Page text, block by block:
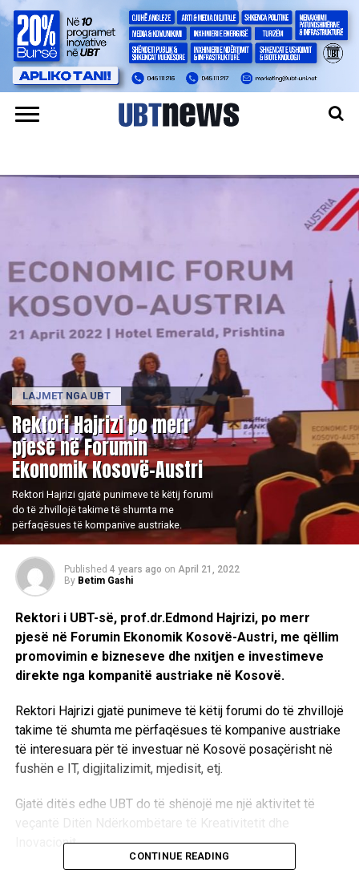
LAJMET NGA UBT
Rektori Hajrizi po merr
pjesë në Forumin
Ekonomik Kosovë-Austri
Rektori Hajrizi gjatë punimeve të këtij forumi
do të zhvillojë takime të shumta me
përfaqësues të kompanive austriake.
Published 4 years ago on April 21, 2022
By Betim Gashi
Rektori i UBT-së, prof.dr.Edmond Hajrizi, po merr
pjesë në Forumin Ekonomik Kosovë-Austri, me qëllim
promovimin e bizneseve dhe nxitjen e investimeve
direkte nga kompanitë austriake në Kosovë.
Rektori Hajrizi gjatë punimeve të këtij forumi do të zhvillojë
takime të shumta me përfaqësues të kompanive austriake
të interesuara për të investuar në Kosovë posaçërisht në
fushën e IT, digjitalizimit, mjedisit, etj.
Gjatë ditës edhe UBT do të shënojë me një aktivitet të
veçantë Ditën Ndërkombëtare të Kreativitetit dhe
Inovacionit.
CONTINUE READING